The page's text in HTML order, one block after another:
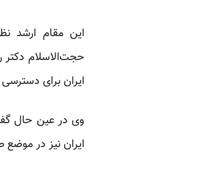
این مقام ارشد
حجت‌الاسلام
ایران برای
وی در عین حال
ایران نیز در موضع